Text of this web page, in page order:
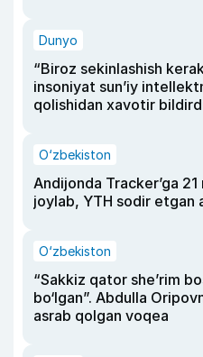
Dunyo
“Biroz sekinlashish
insoniyat sun’iy
qolishidan xavotir
O‘zbekiston
Andijonda Tracker’ga
joylab, YTH sodir etgan
O‘zbekiston
“Sakkiz qator she’rim
bo‘lgan”. Abdulla
asrab qolgan voqea